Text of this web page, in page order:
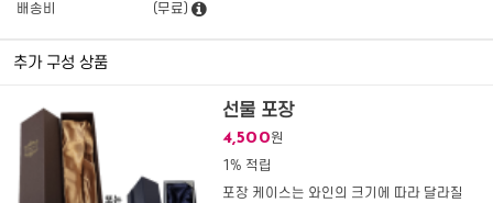
배송비
(무료)
추가 구성 상품
선물 포장
4,500원
1% 적립
포장 케이스는 와인의 크기에 따라 달라질